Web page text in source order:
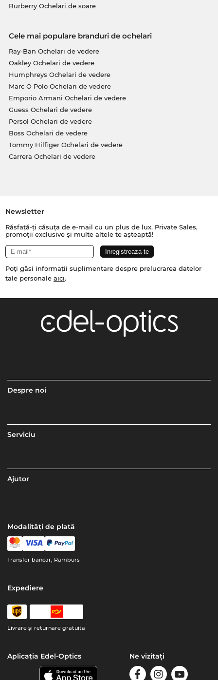
Burberry Ochelari de soare
Cele mai populare branduri de ochelari
Ray-Ban Ochelari de vedere
Oakley Ochelari de vedere
Humphreys Ochelari de vedere
Marc O Polo Ochelari de vedere
Emporio Armani Ochelari de vedere
Guess Ochelari de vedere
Persol Ochelari de vedere
Boss Ochelari de vedere
Tommy Hilfiger Ochelari de vedere
Carrera Ochelari de vedere
Newsletter
Răsfață-ți căsuța de e-mail cu un plus de lux. Private Sales,
promoții exclusive și multe altele te așteaptă!
Poți găsi informații suplimentare despre prelucrarea datelor
tale personale aici.
Despre noi
Serviciu
Ajutor
Modalități de plată
Transfer bancar, Ramburs
Expediere
Livrare şi returnare gratuita
Aplicația Edel-Optics Ne vizitați